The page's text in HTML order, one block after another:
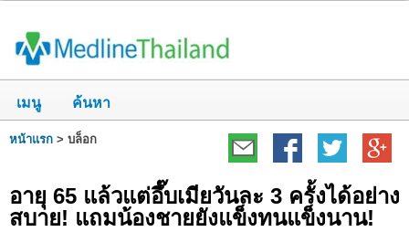
เมนู ค้นหา
หน้าแรก > บล็อก
อายุ 65 แล้วแต่อึ๊บเมียวันละ 3 ครั้งได้อย่าง
สบาย! แถมน้องชายยังแข็งทนแข็งนาน!